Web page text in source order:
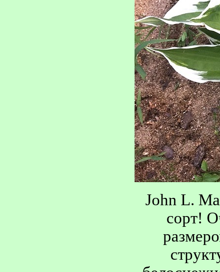
John L.
сорт!